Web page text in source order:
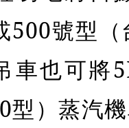
500號型
車也可將
型）蒸汽